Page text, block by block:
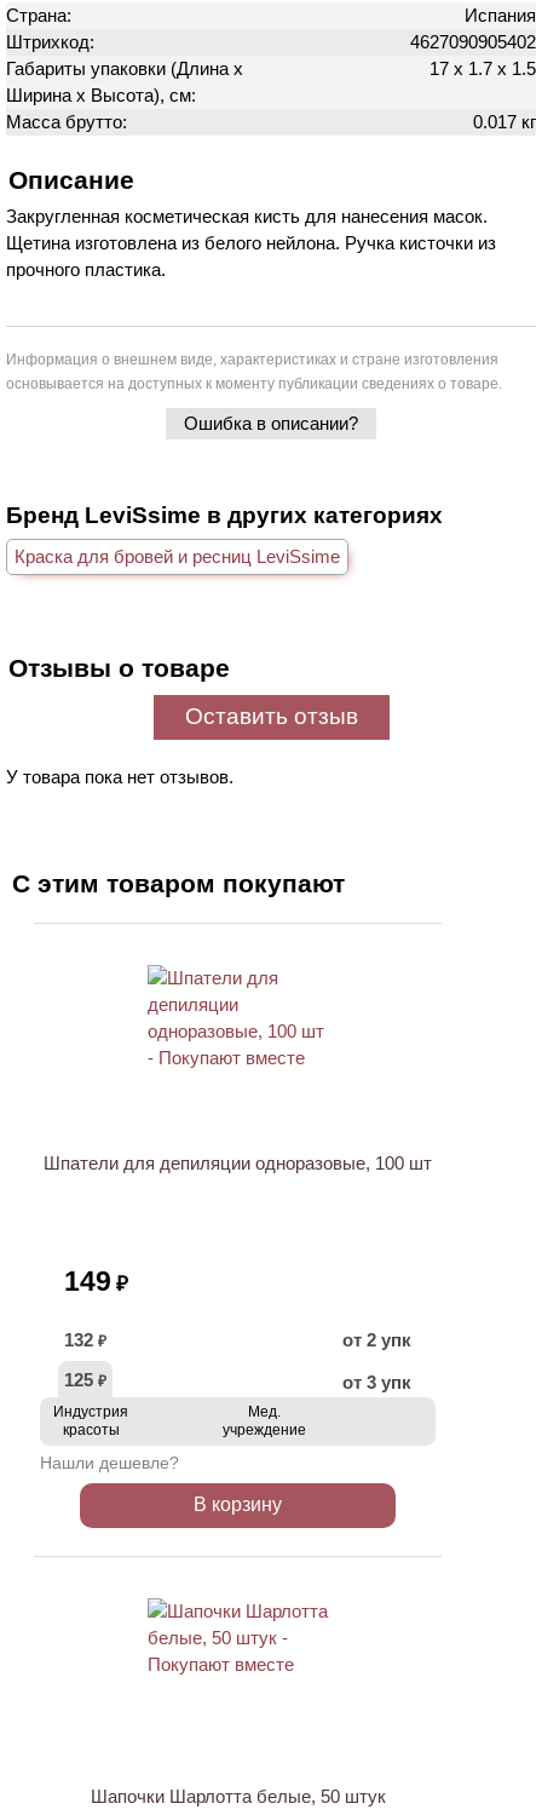
Страна:
Испания
Штрихкод:
4627090905402
Габариты упаковки (Длина х
Ширина х Высота), см:
17 х 1.7 х 1.5
Масса брутто: 0.017 кг
Описание
Закругленная косметическая кисть для нанесения масок.
Щетина изготовлена из белого нейлона. Ручка кисточки из
прочного пластика.
Информация о внешнем виде, характеристиках и стране изготовления
основывается на доступных к моменту публикации сведениях о товаре.
Ошибка в описании?
Бренд LeviSsime в других категориях
Краска для бровей и ресниц LeviSsime
Отзывы о товаре
Оставить отзыв
У товара пока нет отзывов.
С этим товаром покупают
Шпатели для депиляции одноразовые, 100 шт
149 ₽
132 ₽
от 2 упк
125 ₽ от 3 упк
Индустрия
красоты
Мед.
учреждение
Нашли дешевле?
В корзину
Шапочки Шарлотта белые, 50 штук